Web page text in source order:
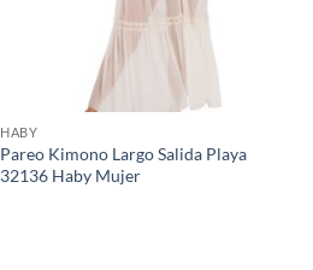
HABY
Pareo Kimono Largo Salida Playa
32136 Haby Mujer